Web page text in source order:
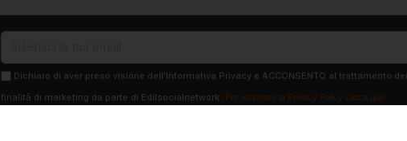
Dichiaro di aver preso visione dell'Informativa Privacy e ACCONSENTO al trattamento
finalità di marketing da parte di Edilsocialnetwork (Per visionare la Privacy Policy clicca qui).